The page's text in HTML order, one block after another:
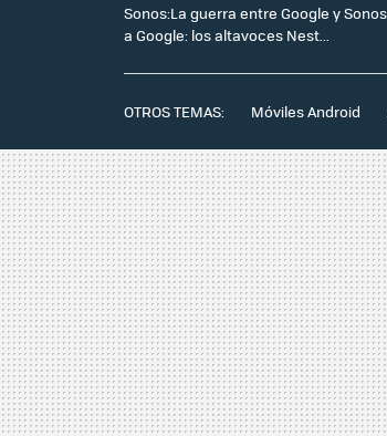
Sonos:La guerra entre Google y
a Google: los altavoces Nest...
OTROS TEMAS: Móviles Android